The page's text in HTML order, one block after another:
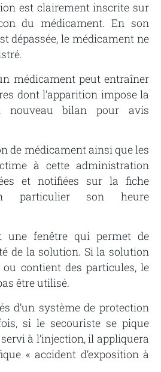
est clairement inscrite sur
du médicament. En son
dépassée, le médicament ne
médicament peut entraîner
dont l’apparition impose la
nouveau bilan pour avis
de médicament ainsi que les
à cette administration
et notifiées sur la fiche
particulier son heure
une fenêtre qui permet de
de la solution. Si la solution
ou contient des particules, le
être utilisé.
d’un système de protection
si le secouriste se pique
à l’injection, il appliquera
« accident d’exposition à